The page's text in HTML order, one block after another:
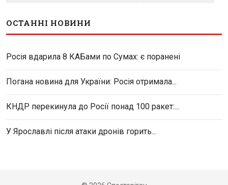
ОСТАННІ НОВИНИ
Росія вдарила 8 КАБами по Сумах: є поранені
Погана новина для України: Росія отримала...
КНДР перекинула до Росії понад 100 ракет:...
У Ярославлі після атаки дронів горить...